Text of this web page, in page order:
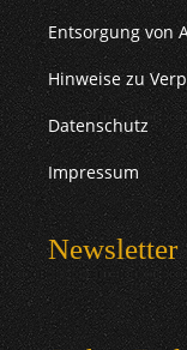
Entsorgung von
Hinweise zu
Datenschutz
Impressum
Newsletter